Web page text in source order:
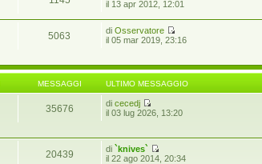
il 13 apr 2012, 12:01
5063 diOsservatore
il 05 mar 2019, 23:16
MESSAGGI ULTIMO MESSAGGIO
35676 dicecedj
il 03 lug 2026, 13:20
20439 di `knives`
il 22 ago 2014, 20:34